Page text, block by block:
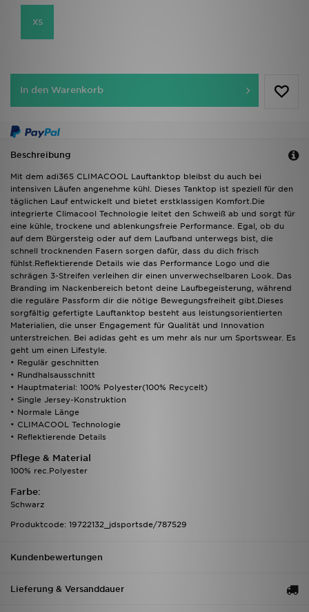
XS
In den Warenkorb
Beschreibung
Mit dem adi365 CLIMACOOL Lauftanktop bleibst du auch bei
intensiven Läufen angenehme kühl. Dieses Tanktop ist speziell für den
täglichen Lauf entwickelt und bietet erstklassigen Komfort.Die
integrierte Climacool Technologie leitet den Schweiß ab und sorgt für
eine kühle, trockene und ablenkungsfreie Performance. Egal, ob du
auf dem Bürgersteig oder auf dem Laufband unterwegs bist, die
schnell trocknenden Fasern sorgen dafür, dass du dich frisch
fühlst.Reflektierende Details wie das Performance Logo und die
schrägen 3-Streifen verleihen dir einen unverwechselbaren Look. Das
Branding im Nackenbereich betont deine Laufbegeisterung, während
die reguläre Passform dir die nötige Bewegungsfreiheit gibt.Dieses
sorgfältig gefertigte Lauftanktop besteht aus leistungsorientierten
Materialien, die unser Engagement für Qualität und Innovation
unterstreichen. Bei adidas geht es um mehr als nur um Sportswear. Es
geht um einen Lifestyle.
• Regulär geschnitten
• Rundhalsausschnitt
• Hauptmaterial: 100% Polyester(100% Recycelt)
• Single Jersey-Konstruktion
• Normale Länge
• CLIMACOOL Technologie
• Reflektierende Details
Pflege & Material
100% rec.Polyester
Farbe:
Schwarz
Produktcode: 19722132_jdsportsde/787529
Kundenbewertungen
Lieferung & Versanddauer